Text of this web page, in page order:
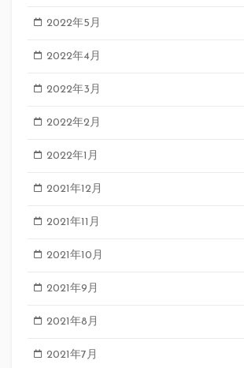
2022年5月
2022年4月
2022年3月
2022年2月
2022年1月
2021年12月
2021年11月
2021年10月
2021年9月
2021年8月
2021年7月